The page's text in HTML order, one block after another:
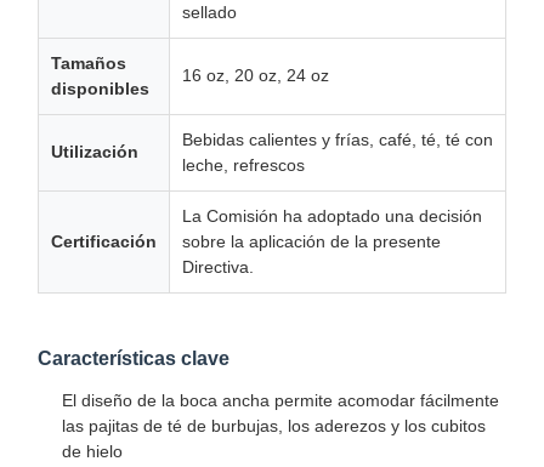
sellado
Tamaños
disponibles
16 oz, 20 oz, 24 oz
Utilización
Bebidas calientes y frías, café, té, té con
leche, refrescos
Certificación
La Comisión ha adoptado una decisión
sobre la aplicación de la presente
Directiva.
Características clave
El diseño de la boca ancha permite acomodar fácilmente
las pajitas de té de burbujas, los aderezos y los cubitos
de hielo